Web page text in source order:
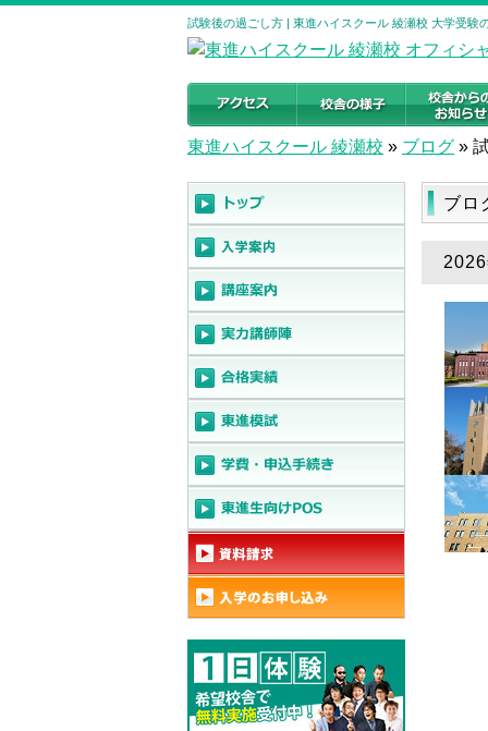
試験後の過ごし方 | 東進ハイスクール 綾瀬校 大学受験
東進ハイスクール 綾瀬校 » ブログ »
ブロ